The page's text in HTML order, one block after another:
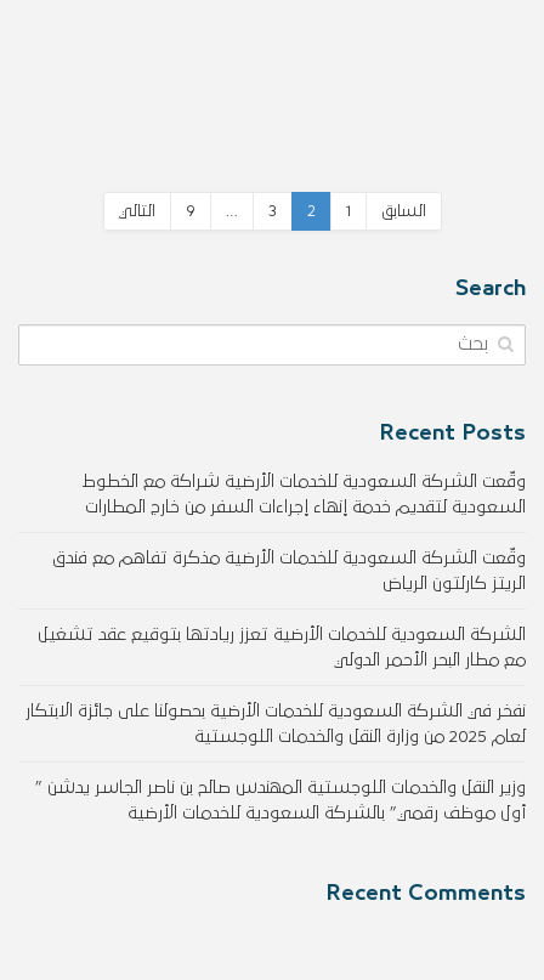
السابق 1
2
3
9 التالي
Search
Recent Posts
وقّعت الشركة السعودية للخدمات الأرضية شراكة مع الخطوط
السعودية لتقديم خدمة إنهاء إجراءات السفر من خارج المطارات
وقّعت الشركة السعودية للخدمات الأرضية مذكرة تفاهم مع فندق
الريتز كارلتون الرياض
الشركة السعودية للخدمات الأرضية تعزز ريادتها بتوقيع عقد تشغيل
مع مطار البحر الأحمر الدولي
نفخر في الشركة السعودية للخدمات الأرضية بحصولنا على جائزة الابتكار
لعام 2025 من وزارة النقل والخدمات اللوجستية
وزير النقل والخدمات اللوجستية المهندس صالح بن ناصر الجاسر يدشن ”
أول موظف رقمي” بالشركة السعودية للخدمات الأرضية
Recent Comments